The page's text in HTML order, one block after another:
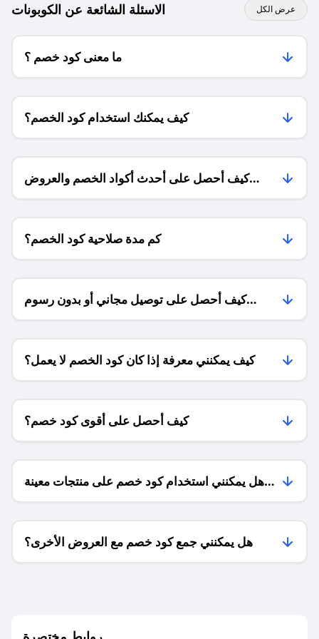
الاسئلة الشائعة عن الكوبونات عرض الكل
ما معنى كود خصم ؟
كيف يمكنك استخدام كود الخصم؟
كيف أحصل على أحدث أكواد الخصم والعروض
للمتاجر؟
كم مدة صلاحية كود الخصم؟
كيف أحصل على توصيل مجاني أو بدون رسوم
الشحن ؟
كيف يمكنني معرفة إذا كان كود الخصم لا يعمل؟
كيف أحصل على أقوى كود خصم؟
هل يمكنني استخدام كود خصم على منتجات معينة
فقط؟
هل يمكنني جمع كود خصم مع العروض الأخرى؟